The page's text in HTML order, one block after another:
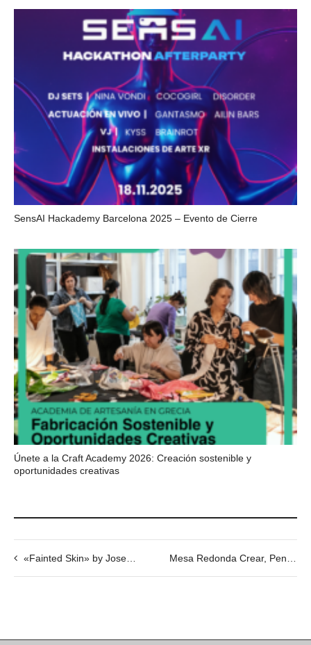
SensAI Hackademy Barcelona 2025 – Evento de Cierre
Únete a la Craft Academy 2026: Creación sostenible y
oportunidades creativas
«Fainted Skin» by JosepRamon Guillén, 07/06 @20h